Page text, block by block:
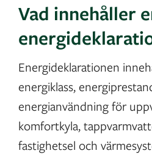
Vad innehåller
Energideklarationen
energiklass,
energianvändning för
komfortkyla,
fastighetsel och